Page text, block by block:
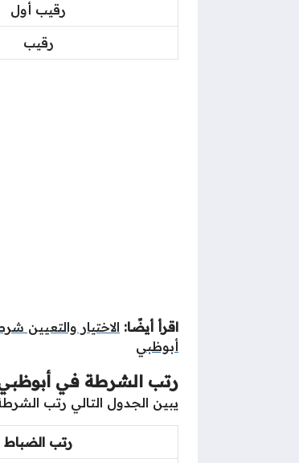
رقيب أول
رقيب
اقرأ أيضًا: الاختيار والتعيين
أبوظبي
رتب الشرطة في
يبين الجدول التالي رتب
رتب الضباط